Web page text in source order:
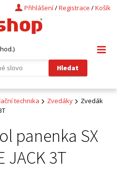
Košík
/
Registrace
/
Přihlášení
technika Zvedáky
Zvedák
panenka SX
JACK 3T